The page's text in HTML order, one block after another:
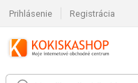
Prihlásenie Registrácia